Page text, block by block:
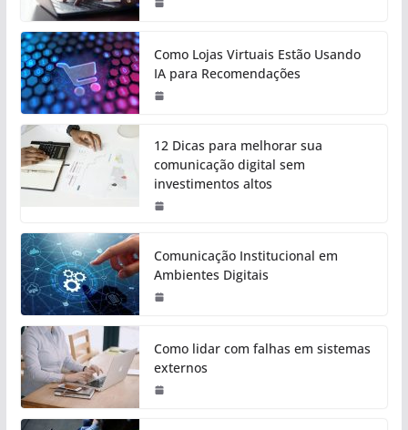
Como Lojas Virtuais Estão Usando
IA para Recomendações
12 Dicas para melhorar sua
comunicação digital sem
investimentos altos
Comunicação Institucional em
Ambientes Digitais
Como lidar com falhas em sistemas
externos